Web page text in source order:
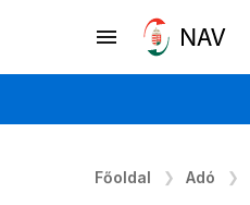
Főoldal Adó